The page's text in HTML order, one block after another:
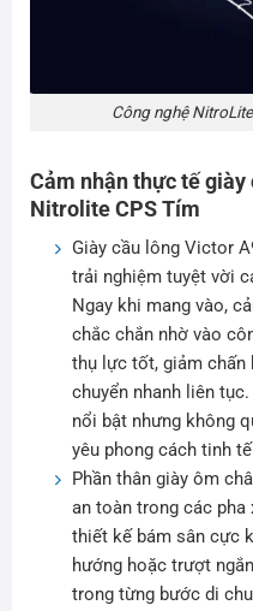
Công nghệ
Cảm nhận thực tế
Nitrolite CPS Tím
Giày cầu lông Victor
trải nghiệm tuyệt vời
Ngay khi mang vào,
chắc chắn nhờ vào
thụ lực tốt, giảm chấn
chuyển nhanh liên
nổi bật nhưng không
yêu phong cách tinh
Phần thân giày ôm
an toàn trong các
thiết kế bám sân cực
hướng hoặc trượt
trong từng bước di